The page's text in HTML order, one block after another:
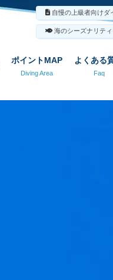
ポイントMAP
Diving Area
よくある
Faq
自慢の上級者向けダ
海のシーズナリティ